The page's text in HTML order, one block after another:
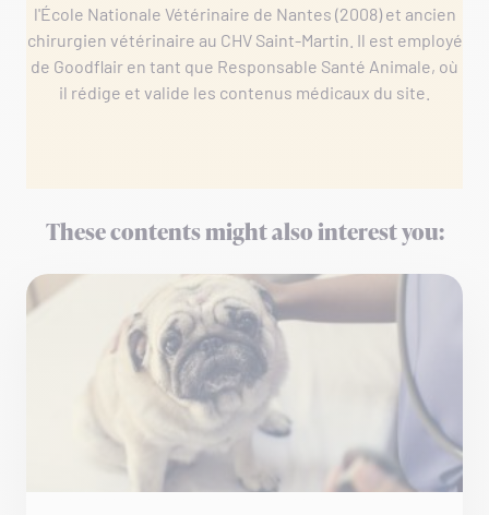
l'École Nationale Vétérinaire de Nantes (2008) et ancien
chirurgien vétérinaire au CHV Saint-Martin. Il est employé
de Goodflair en tant que Responsable Santé Animale, où
il rédige et valide les contenus médicaux du site.
These contents might also interest you: